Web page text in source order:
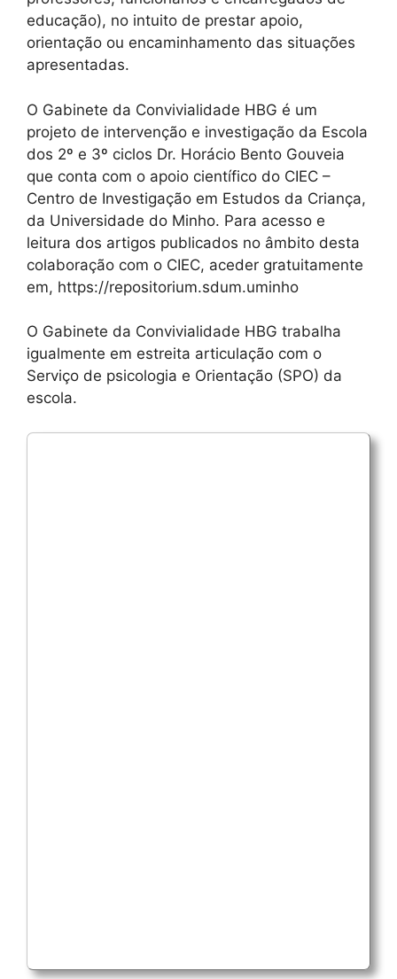
educação), no intuito de prestar apoio,
orientação ou encaminhamento das situações
apresentadas.
O Gabinete da Convivialidade HBG é um
projeto de intervenção e investigação da Escola
dos 2º e 3º ciclos Dr. Horácio Bento Gouveia
que conta com o apoio científico do CIEC –
Centro de Investigação em Estudos da Criança,
da Universidade do Minho. Para acesso e
leitura dos artigos publicados no âmbito desta
colaboração com o CIEC, aceder gratuitamente
em, https://repositorium.sdum.uminho
O Gabinete da Convivialidade HBG trabalha
igualmente em estreita articulação com o
Serviço de psicologia e Orientação (SPO) da
escola.